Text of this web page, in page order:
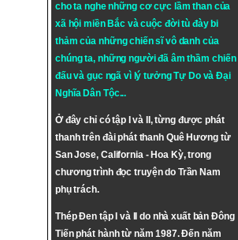
cho ta nghe những cơ cực lầm than của
xã hội miền Bắc và cuộc đời tù đày bi
thảm của những chiến sĩ vô danh của
chúng ta, những người đã âm thầm chiến
đấu và gục ngã vì lý tưởngTự DovàĐại
Nghĩa Dân Tộc...
Ở đây chỉ có tập I và II, từng được phát
thanh trên đài phát thanh Quê Hương từ
San Jose, California - Hoa Kỳ, trong
chương trình đọc truyện do Trần Nam
phụ trách.
Thép Đen tập I và II do nhà xuất bản Đông
Tiến phát hành từ năm 1987. Đến năm